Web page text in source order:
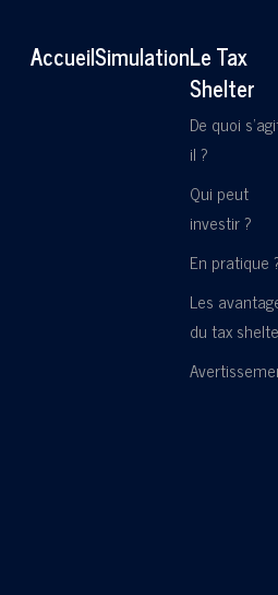
AccueilSimulationLe Tax
Shelter
De quoi
il ?
Qui peut
investir ?
En pratique
Les
du tax